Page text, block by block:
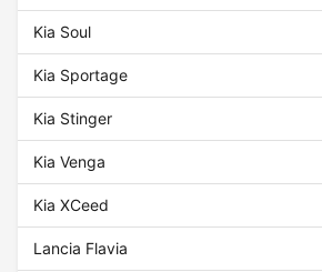
Kia Soul
Kia Sportage
Kia Stinger
Kia Venga
Kia XCeed
Lancia Flavia